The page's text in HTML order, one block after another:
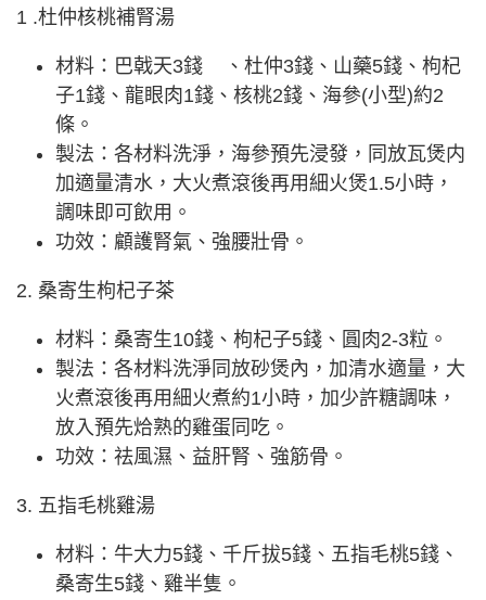
1 .杜仲核桃補腎湯
材料：巴戟天3錢 、杜仲3錢、山藥5錢、枸杞
子1錢、龍眼肉1錢、核桃2錢、海參(小型)約2
條。
製法：各材料洗淨，海參預先浸發，同放瓦煲内
加適量清水，大火煮滾後再用細火煲1.5小時，
調味即可飲用。
功效：顧護腎氣、強腰壯骨。
2. 桑寄生枸杞子茶
材料：桑寄生10錢、枸杞子5錢、圓肉2-3粒。
製法：各材料洗淨同放砂煲內，加清水適量，大
火煮滾後再用細火煮約1小時，加少許糖調味，
放入預先烚熟的雞蛋同吃。
功效：祛風濕、益肝腎、強筋骨。
3. 五指毛桃雞湯
材料：牛大力5錢、千斤拔5錢、五指毛桃5錢、
桑寄生5錢、雞半隻。